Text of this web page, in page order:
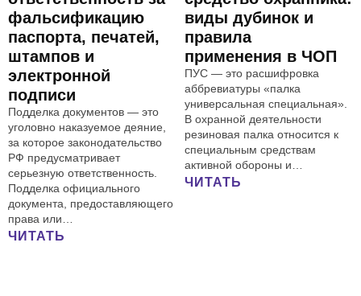
фальсификацию
паспорта, печатей,
штампов и
электронной
подписи
Подделка документов — это
уголовно наказуемое деяние,
за которое законодательство
РФ предусматривает
серьезную ответственность.
Подделка официального
документа, предоставляющего
права или…
ЧИТАТЬ
виды дубинок и
правила
применения в ЧОП
ПУС — это расшифровка
аббревиатуры «палка
универсальная специальная».
В охранной деятельности
резиновая палка относится к
специальным средствам
активной обороны и…
ЧИТАТЬ